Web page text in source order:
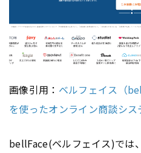
画像引用： ベルフェイス（
を使ったオンライン商談シス
bellFace(ベルフェイス)では